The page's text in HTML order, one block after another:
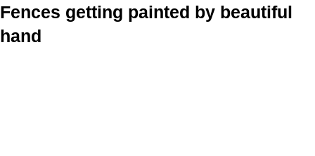
Fences getting painted by beautiful
hand